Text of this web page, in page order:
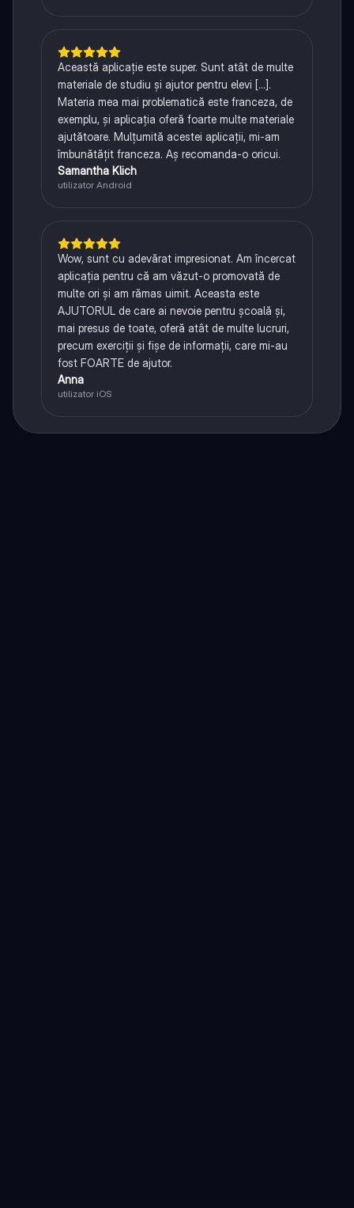
Această aplicație este super. Sunt atât de multe
materiale de studiu și ajutor pentru elevi [...].
Materia mea mai problematică este franceza, de
exemplu, și aplicația oferă foarte multe materiale
ajutătoare. Mulțumită acestei aplicații, mi-am
îmbunătățit franceza. Aș recomanda-o oricui.
Samantha Klich
utilizator Android
Wow, sunt cu adevărat impresionat. Am încercat
aplicația pentru că am văzut-o promovată de
multe ori și am rămas uimit. Aceasta este
AJUTORUL de care ai nevoie pentru școală și,
mai presus de toate, oferă atât de multe lucruri,
precum exerciții și fișe de informații, care mi-au
fost FOARTE de ajutor.
Anna
utilizator iOS